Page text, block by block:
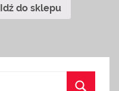
Idź do sklepu